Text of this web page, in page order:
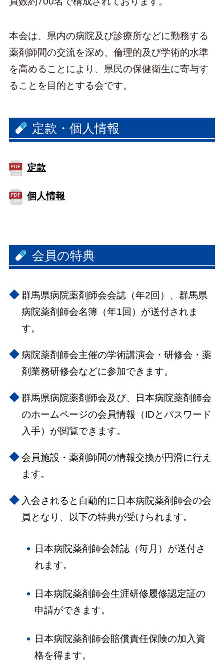
本会は、県内の病院及び診療所などに勤務する
薬剤師間の交流を深め、倫理的及び学術的水準
を高めることにより、県民の保健衛生に寄与す
ることを目的とする会です。
定款・個人情報
定款
個人情報
会員の特典
群馬県病院薬剤師会会誌（年2回）、群馬県
病院薬剤師会名簿（年1回）が送付されま
す。
病院薬剤師会主催の学術講演会・研修会・薬
剤業務研修会などに参加できます。
群馬県病院薬剤師会及び、日本病院薬剤師会
のホームページの会員情報（IDとパスワード
入手）が閲覧できます。
会員施設・薬剤師間の情報交換が円滑に行え
ます。
入会されると自動的に日本病院薬剤師会の会
員となり、以下の特典が受けられます。
日本病院薬剤師会雑誌（毎月）が送付さ
れます。
日本病院薬剤師会生涯研修履修認定証の
申請ができます。
日本病院薬剤師会賠償責任保険の加入資
格を得ます。